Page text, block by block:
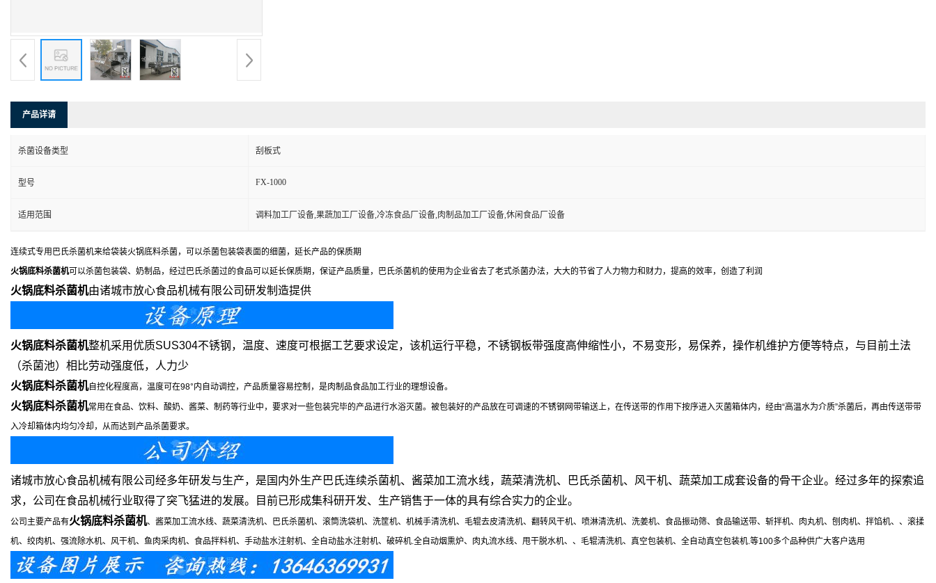
产品详请
杀菌设备类型 刮板式
型号 FX-1000
适用范围 调料加工厂设备,果蔬加工厂设备,冷冻食品厂设备,肉制品加工厂设备,休闲食品厂设备
连续式专用巴氏杀菌机来给袋装火锅底料杀菌，可以杀菌包装袋表面的细菌，延长产品的保质期
火锅底料杀菌机可以杀菌包装袋、奶制品，经过巴氏杀菌过的食品可以延长保质期，保证产品质量，巴氏杀菌机的使用为企业省去了老式杀菌办法，大大的节省了人力物力和财力，提高的效率，创造了利润
火锅底料杀菌机由诸城市放心食品机械有限公司研发制造提供
火锅底料杀菌机整机采用优质SUS304不锈钢，温度、速度可根据工艺要求设定，该机运行平稳，不锈钢板带强度高伸缩性小，不易变形，易保养，操作机维护方便等特点，与目前土法
（杀菌池）相比劳动强度低，人力少
火锅底料杀菌机自控化程度高，温度可在98°内自动调控，产品质量容易控制，是肉制品食品加工行业的理想设备。
火锅底料杀菌机常用在食品、饮料、酸奶、酱菜、制药等行业中，要求对一些包装完毕的产品进行水浴灭菌。被包装好的产品放在可调速的不锈钢网带输送上，在传送带的作用下按序进入灭菌箱体内，经由“高温水为介质”杀菌后，再由传送带带
入冷却箱体内均匀冷却，从而达到产品杀菌要求。
诸城市放心食品机械有限公司经多年研发与生产，是国内外生产巴氏连续杀菌机、酱菜加工流水线，蔬菜清洗机、巴氏杀菌机、风干机、蔬菜加工成套设备的骨干企业。经过多年的探索追
求，公司在食品机械行业取得了突飞猛进的发展。目前已形成集科研开发、生产销售于一体的具有综合实力的企业。
公司主要产品有火锅底料杀菌机、酱菜加工流水线、蔬菜清洗机、巴氏杀菌机、滚筒洗袋机、洗筐机、机械手清洗机、毛辊去皮清洗机、翻转风干机、喷淋清洗机、洗姜机、食品振动筛、食品输送带、斩拌机、肉丸机、刨肉机、拌馅机、、滚揉
机、绞肉机、强流除水机、风干机、鱼肉采肉机、食品拌料机、手动盐水注射机、全自动盐水注射机、破碎机.全自动烟熏炉、肉丸流水线、甩干脱水机、、毛辊清洗机、真空包装机、全自动真空包装机.等100多个品种供广大客户选用